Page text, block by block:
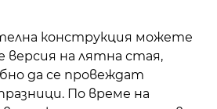
конструкция можете
версия на лятна стая,
да се провеждат
По време на